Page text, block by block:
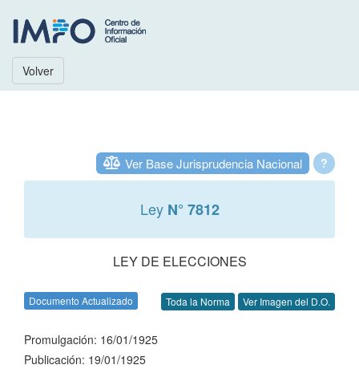
Volver
?
Ver Base Jurisprudencia Nacional
Ley N° 7812
LEY DE ELECCIONES
Documento Actualizado Toda la Norma Ver Imagen del D.O.
Promulgación: 16/01/1925
Publicación: 19/01/1925